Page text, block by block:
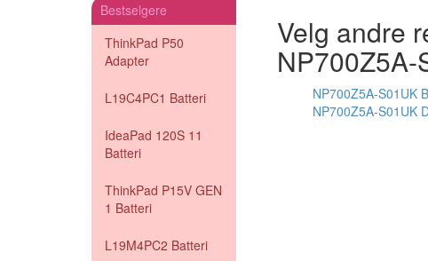
Bestselgere
ThinkPad P50
Adapter
L19C4PC1 Batteri
IdeaPad 120S 11
Batteri
ThinkPad P15V GEN
1 Batteri
L19M4PC2 Batteri
Velg andre
NP700Z5A-
NP700Z5A-S01UK
NP700Z5A-S01UK